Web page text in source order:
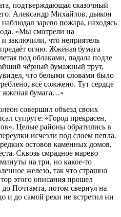
подтверждающая сказочный
Александр Михайлов, дьякон
зарево пожара, находясь
«Мы смотрели на
заключили, что неприятель
огню. Жжёная бумага
под облаками, падала подле
чёрный бумажный трут,
что белыми словами было
всё сожжено. Тут сердце
жженая бумага…»
совершил объезд своих
супруге: «Город прекрасен,
Целые районы обратились в
исчезли под слоем пепла.
остовов каменных домов,
Сквозь смрадное марево
на три, но какое-то
железо, так что страшно
этого описания прошел
Почтамта, потом свернул на
и до самой реки не встретил ни